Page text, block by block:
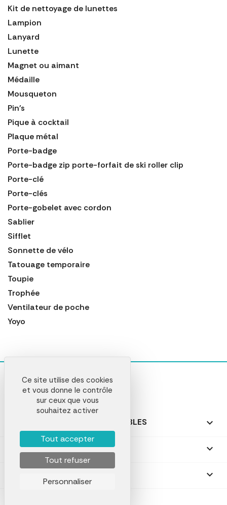
Kit de nettoyage de lunettes
Lampion
Lanyard
Lunette
Magnet ou aimant
Médaille
Mousqueton
Pin's
Pique à cocktail
Plaque métal
Porte-badge
Porte-badge zip porte-forfait de ski roller clip
Porte-clé
Porte-clés
Porte-gobelet avec cordon
Sablier
Sifflet
Sonnette de vélo
Tatouage temporaire
Toupie
Trophée
Ventilateur de poche
Yoyo
NOS PRODUITS PERSONNALISABLES 
NOS CADEAUX PERSONNALISÉS 

Ce site utilise des cookies
et vous donne le contrôle
sur ceux que vous
souhaitez activer
Tout accepter
Tout refuser
Personnaliser